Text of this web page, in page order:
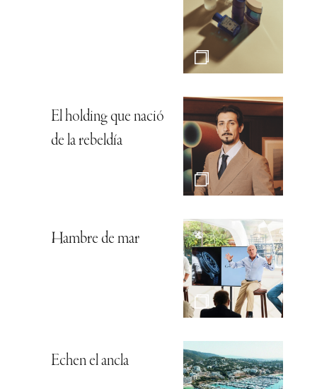
El holding que nació
de la rebeldía
Hambre de mar
Echen el ancla